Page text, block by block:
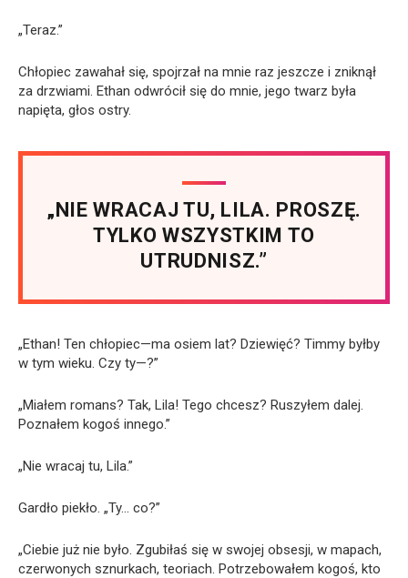
„Teraz.”
Chłopiec zawahał się, spojrzał na mnie raz jeszcze i zniknął
za drzwiami. Ethan odwrócił się do mnie, jego twarz była
napięta, głos ostry.
„NIE WRACAJ TU, LILA. PROSZĘ.
TYLKO WSZYSTKIM TO
UTRUDNISZ.”
„Ethan! Ten chłopiec—ma osiem lat? Dziewięć? Timmy byłby
w tym wieku. Czy ty—?”
„Miałem romans? Tak, Lila! Tego chcesz? Ruszyłem dalej.
Poznałem kogoś innego.”
„Nie wracaj tu, Lila.”
Gardło piekło. „Ty… co?”
„Ciebie już nie było. Zgubiłaś się w swojej obsesji, w mapach,
czerwonych sznurkach, teoriach. Potrzebowałem kogoś, kto